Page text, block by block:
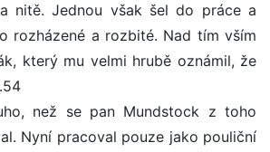
nitě. Jednou však šel do práce a
rozházené a rozbité. Nad tím vším
který mu velmi hrubě oznámil, že
než se pan Mundstock z toho
Nyní pracoval pouze jako pouliční